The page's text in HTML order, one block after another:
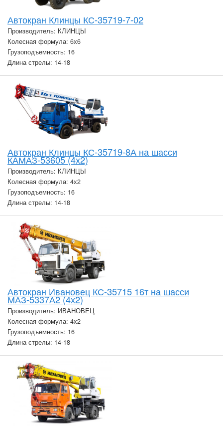
Автокран Клинцы КС-35719-7-02
Производитель: КЛИНЦЫ
Колесная формула: 6х6
Грузоподъемность: 16
Длина стрелы: 14-18
Автокран Клинцы КС-35719-8А на шасси
КАМАЗ-53605 (4х2)
Производитель: КЛИНЦЫ
Колесная формула: 4х2
Грузоподъемность: 16
Длина стрелы: 14-18
Автокран Ивановец КС-35715 16т на шасси
МАЗ-5337А2 (4х2)
Производитель: ИВАНОВЕЦ
Колесная формула: 4х2
Грузоподъемность: 16
Длина стрелы: 14-18